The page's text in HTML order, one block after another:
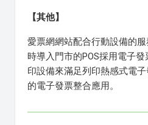
【其他】
愛票網網站配合行動設備的
時導入門市的POS採用電子
印設備來滿足列印熱感式電
的電子發票整合應用。